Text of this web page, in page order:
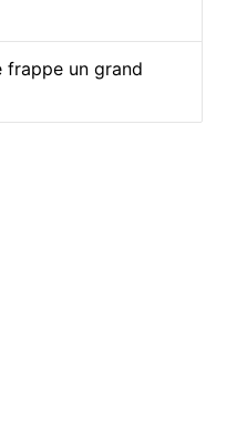
frappe un grand